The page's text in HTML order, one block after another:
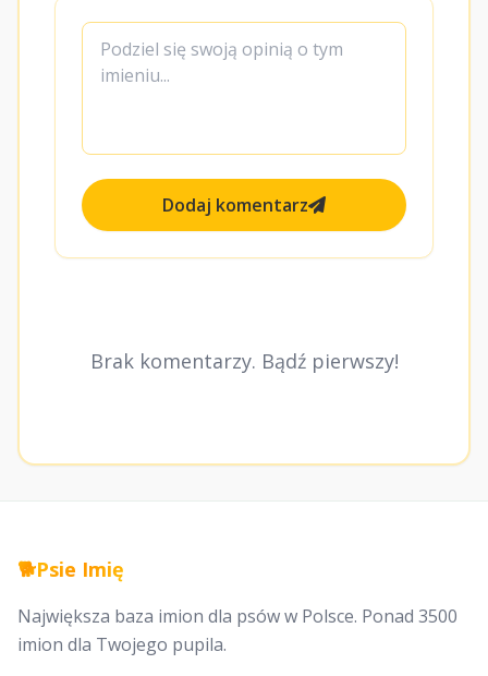
Dodaj komentarz
Brak komentarzy. Bądź pierwszy!
🐕Psie Imię
Największa baza imion dla psów w Polsce. Ponad 3500
imion dla Twojego pupila.